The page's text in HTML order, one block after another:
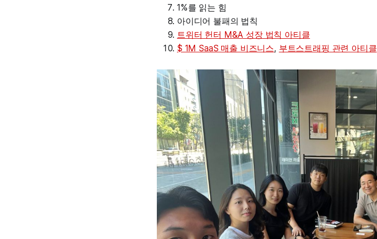
1%를 읽는 힘
아이디어 불패의 법칙
트위터 헌터 M&A 성장 법칙 아티클
$ 1M SaaS 매출 비즈니스, 부트스트래핑 관련 아티클